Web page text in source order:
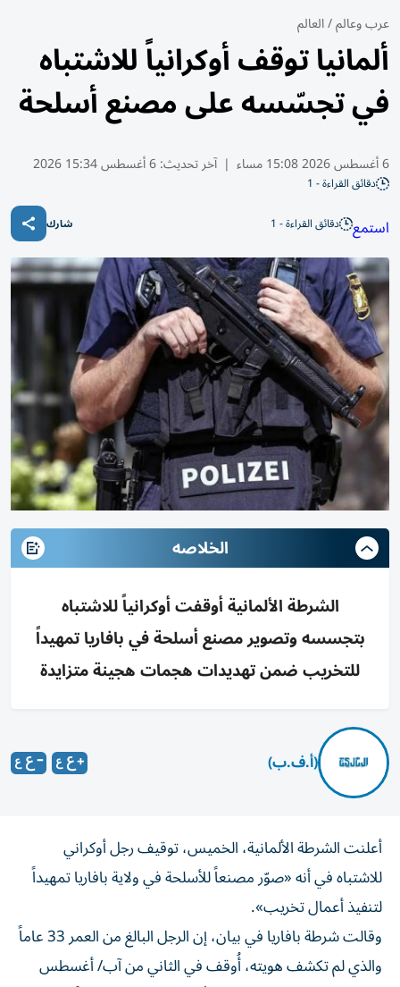
عرب وعالم/العالم
ألمانيا توقف أوكرانياً للاشتباه
في تجسّسه على مصنع أسلحة
6 أغسطس 2026 15:08 مساء | آخر تحديث:6 أغسطس 15:34 2026
دقائق القراءة - 1
استمع دقائق القراءة - 1 شارك
الخلاصه
الشرطة الألمانية أوقفت أوكرانياً للاشتباه
بتجسسه وتصوير مصنع أسلحة في بافاريا تمهيداً
للتخريب ضمن تهديدات هجمات هجينة متزايدة
(أ.ف.ب)
أعلنت الشرطة الألمانية، الخميس، توقيف رجل أوكراني
للاشتباه في أنه «صوّر مصنعاً للأسلحة في ولاية بافاريا تمهيداً
لتنفيذ أعمال تخريب».
وقالت شرطة بافاريا في بيان، إن الرجل البالغ من العمر 33 عاماً
والذي لم تكشف هويته، أُوقف في الثاني من آب/ أغسطس